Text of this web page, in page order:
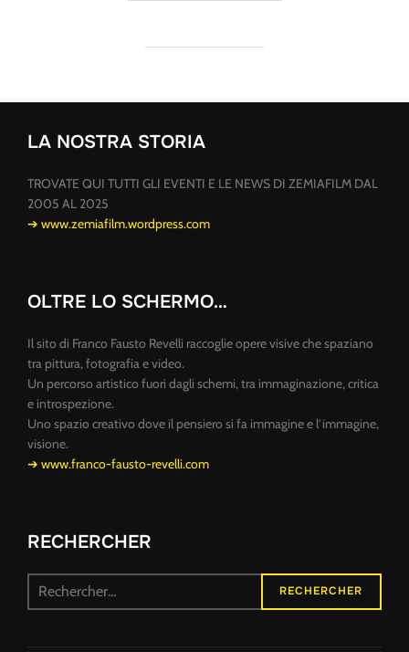
LA NOSTRA STORIA
TROVATE QUI TUTTI GLI EVENTI E LE NEWS DI ZEMIAFILM DAL
2005 AL 2025
➔ www.zemiafilm.wordpress.com
OLTRE LO SCHERMO…
Il sito di Franco Fausto Revelli raccoglie opere visive che spaziano
tra pittura, fotografia e video.
Un percorso artistico fuori dagli schemi, tra immaginazione, critica
e introspezione.
Uno spazio creativo dove il pensiero si fa immagine e l’immagine,
visione.
➔ www.franco-fausto-revelli.com
RECHERCHER
Recherche
RECHERCHER